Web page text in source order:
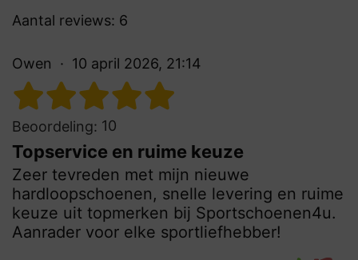
Aantal reviews: 6
Owen 10 april 2026, 21:14
Beoordeling: 10
Topservice en ruime keuze
Zeer tevreden met mijn nieuwe
hardloopschoenen, snelle levering en ruime
keuze uit topmerken bij Sportschoenen4u.
Aanrader voor elke sportliefhebber!